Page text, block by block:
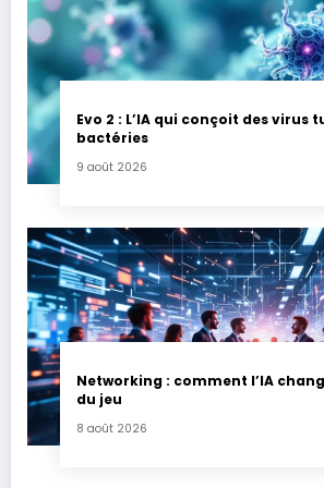
Evo 2 : L’IA qui conçoit des virus
bactéries
9 août 2026
Networking : comment l’IA
du jeu
8 août 2026